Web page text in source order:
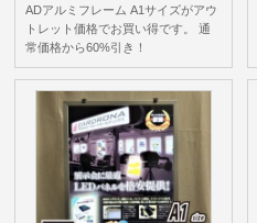
ADアルミフレーム A1サイズがアウ
トレット価格でお買い得です。 通
常価格から60%引き！